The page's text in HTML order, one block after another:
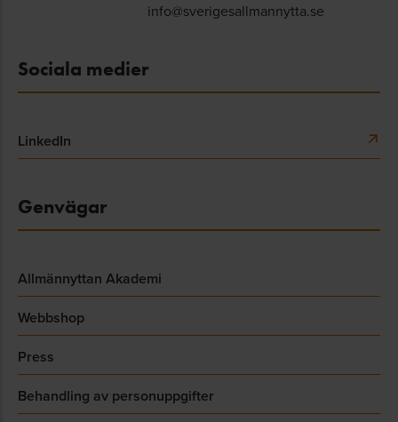
info@sverigesallmannytta.se
Sociala medier
LinkedIn
Genvägar
Allmännyttan Akademi
Webbshop
Press
Behandling av personuppgifter